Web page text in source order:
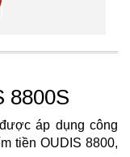
8800S
áp dụng công
tiền OUDIS 8800,